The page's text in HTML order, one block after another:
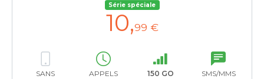
Série spéciale
10,99 €
SANS
APPELS
150 GO
SMS/MMS